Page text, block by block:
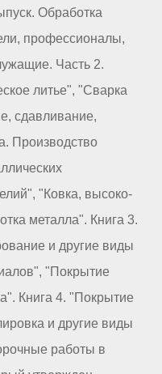
Обработка
профессионалы,
Часть 2.
литье", "Сварка
сдавливание,
Производство
"Ковка, высоко-
металла". Книга 3.
и другие виды
"Покрытие
Книга 4. "Покрытие
и другие виды
работы в